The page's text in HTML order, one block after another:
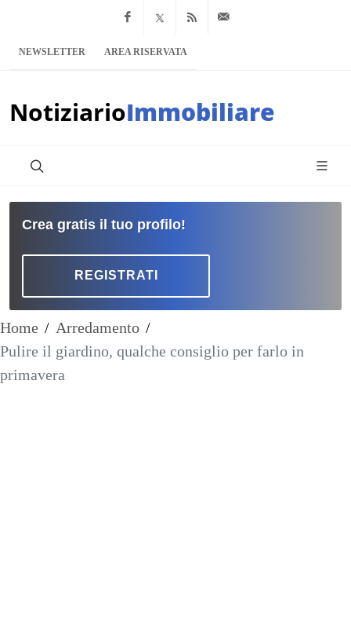
Facebook
x.com Feed RSS
NEWSLETTER AREA RISERVATA
NotiziarioImmobiliare
Crea gratis il tuo profilo!
REGISTRATI
Home / Arredamento /
Pulire il giardino, qualche consiglio per farlo in
primavera